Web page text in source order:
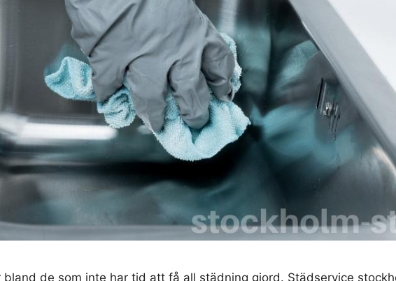
de som inte har tid att få all städning gjord. Städservice